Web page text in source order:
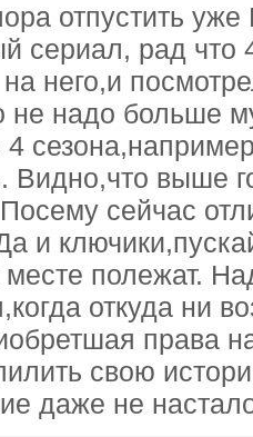
отпустить
сериал, рад что
на него,и
не надо больше
Видно,что выше
сейчас
и
полежат.
откуда ни
права
свою
даже не